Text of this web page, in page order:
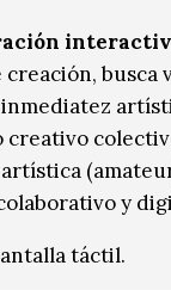
creativo
y
táctil.